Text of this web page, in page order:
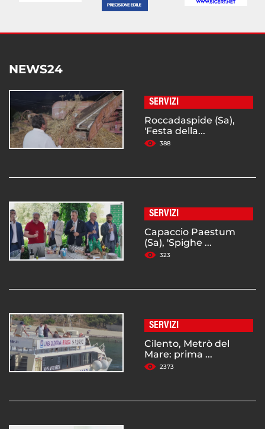
NEWS24
SERVIZI
Roccadaspide (Sa),
'Festa della...
388
SERVIZI
Capaccio Paestum
(Sa), 'Spighe ...
323
SERVIZI
Cilento, Metrò del
Mare: prima ...
2373